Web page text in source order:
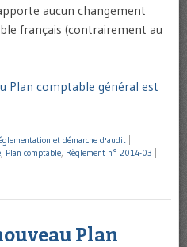
aucun changement
français (contrairement au
Plan comptable général est
et démarche d'audit
, Plan comptable, Règlement n° 2014-03
Plan